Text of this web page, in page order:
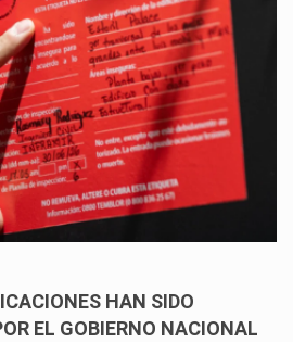
HAN SIDO
EL GOBIERNO NACIONAL